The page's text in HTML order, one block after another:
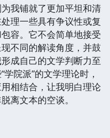
我铺就了更加平坦和清
理一些具有争议性或复
容。它不会简单地接受
不同的解读角度，并鼓
成自己的文学判断力至
院派”的文学理论时，
相结合，让我明白理论
离文本的空谈。